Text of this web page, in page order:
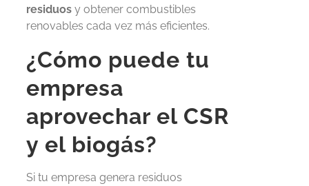
residuos y obtener combustibles
renovables cada vez más eficientes.
¿Cómo puede tu
empresa
aprovechar el CSR
y el biogás?
Si tu empresa genera residuos